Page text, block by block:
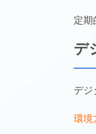
定期
デ
デジ
環境